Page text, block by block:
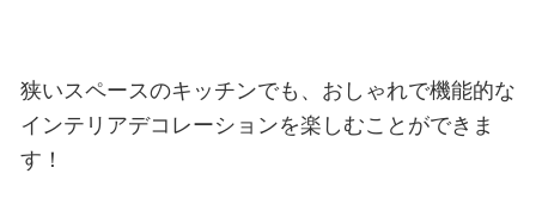
狭いスペースのキッチンでも、おしゃれで機能的な
インテリアデコレーションを楽しむことができま
す！